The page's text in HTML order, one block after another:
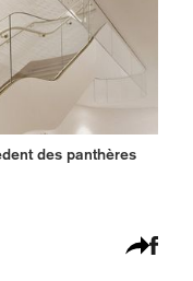
des panthères